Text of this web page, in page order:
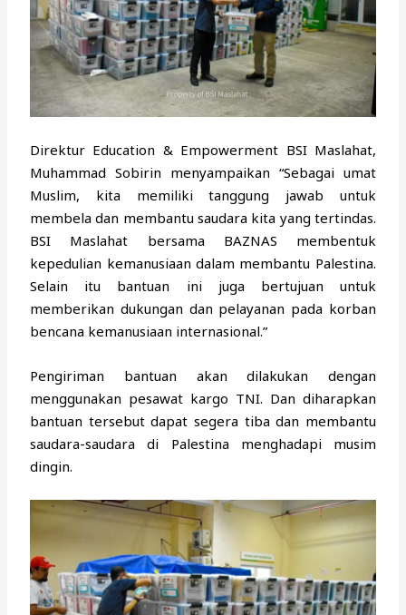
Direktur Education & Empowerment BSI Maslahat,
Muhammad Sobirin menyampaikan “Sebagai umat
Muslim, kita memiliki tanggung jawab untuk
membela dan membantu saudara kita yang tertindas.
BSI Maslahat bersama BAZNAS membentuk
kepedulian kemanusiaan dalam membantu Palestina.
Selain itu bantuan ini juga bertujuan untuk
memberikan dukungan dan pelayanan pada korban
bencana kemanusiaan internasional.”
Pengiriman bantuan akan dilakukan dengan
menggunakan pesawat kargo TNI. Dan diharapkan
bantuan tersebut dapat segera tiba dan membantu
saudara-saudara di Palestina menghadapi musim
dingin.